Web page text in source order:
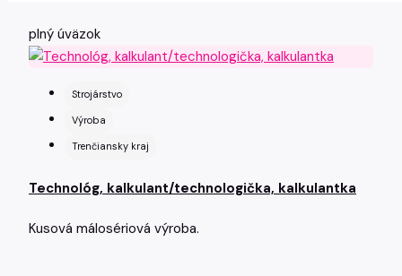
plný úväzok
Strojárstvo
Výroba
Trenčiansky kraj
Technológ, kalkulant/technologička, kalkulantka
Kusová málosériová výroba.